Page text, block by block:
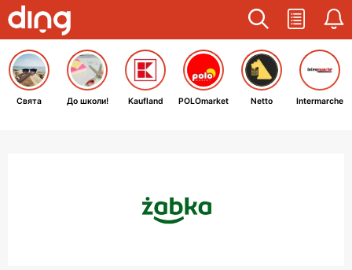
Свята До школи! Kaufland POLOmarket Netto Intermarche